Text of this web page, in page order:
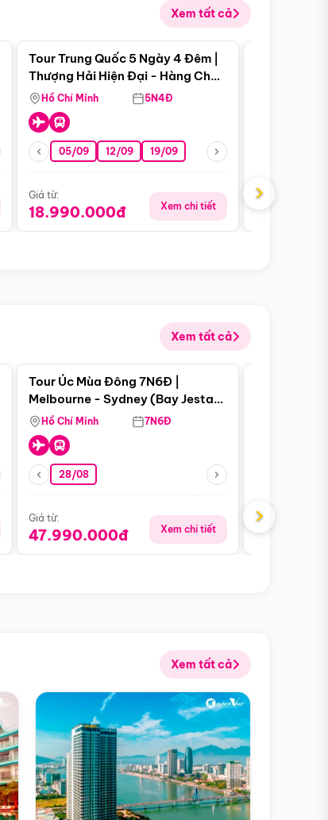
Xem tất cả
15/10 29/10
Điểm nổi bật
Tour Trung Quốc 5 Ngày 4 Đêm |
Thượng Hải Hiện Đại - Hàng Châu
Nên Thơ - Ô Trấn Cổ Kính
Hồ Chí Minh 5N4Đ
05/09 12/09 19/09
Giá từ:
18.990.000đ Xem chi tiết
Giá từ:
›
Xem tất cả
Điểm nổi bật
Tour Úc Mùa Đông 7N6Đ |
Melbourne - Sydney (Bay Jestar
Airways)
Hồ Chí Minh 7N6Đ
28/08
Giá từ:
47.990.000đ Xem chi tiết
Giá từ:
›
Xem tất cả